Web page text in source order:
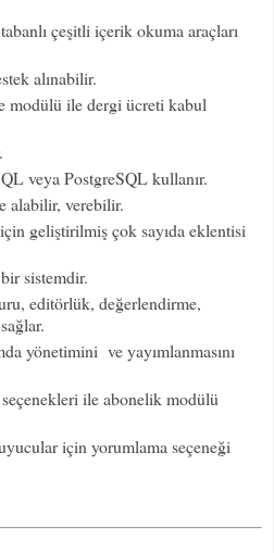
çeşitli içerik okuma araçları
alınabilir.
modülü ile dergi ücreti kabul
veya PostgreSQL kullanır.
alabilir, verebilir.
geliştirilmiş çok sayıda eklentisi
sistemdir.
editörlük, değerlendirme,
yönetimini ve yayımlanmasını
ile abonelik modülü
için yorumlama seçeneği